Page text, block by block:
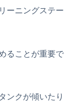
ーニングステー
ることが重要で
ンクが傾いたり